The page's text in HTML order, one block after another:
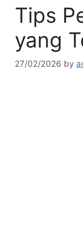
Tips
yang
27/02/2026 by